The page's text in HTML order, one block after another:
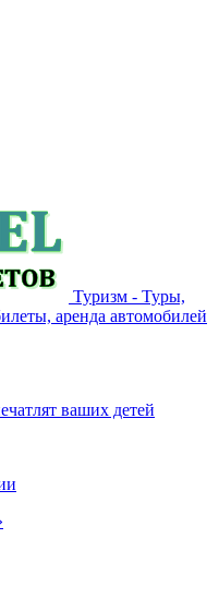
Туризм - Туры,
аренда автомобилей
ваших детей